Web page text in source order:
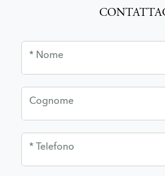
* Nome
Cognome
* Telefono